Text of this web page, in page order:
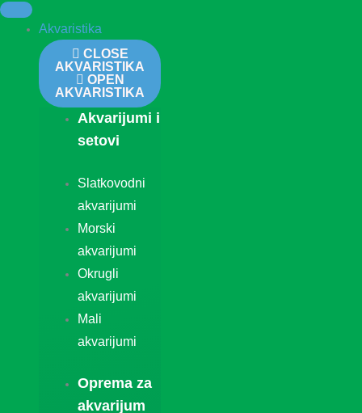
Akvaristika
CLOSE
AKVARISTIKA
OPEN
AKVARISTIKA
Akvarijumi i
setovi
Slatkovodni
akvarijumi
Morski
akvarijumi
Okrugli
akvarijumi
Mali
akvarijumi
Oprema za
akvarijum